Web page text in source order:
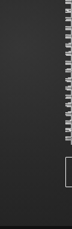
de
ser
acero grado
de esa